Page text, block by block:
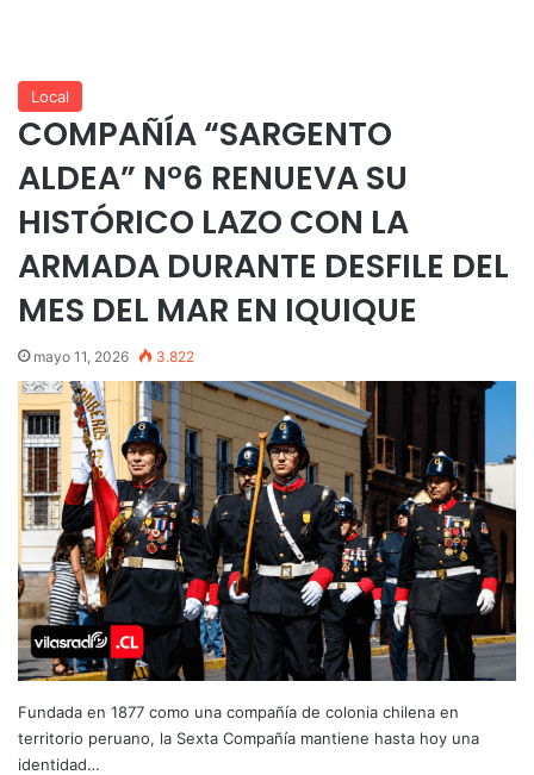
Local
COMPAÑÍA “SARGENTO
ALDEA” N°6 RENUEVA SU
HISTÓRICO LAZO CON LA
ARMADA DURANTE DESFILE DEL
MES DEL MAR EN IQUIQUE
mayo 11, 2026 3.822
Fundada en 1877 como una compañía de colonia chilena en
territorio peruano, la Sexta Compañía mantiene hasta hoy una
identidad…